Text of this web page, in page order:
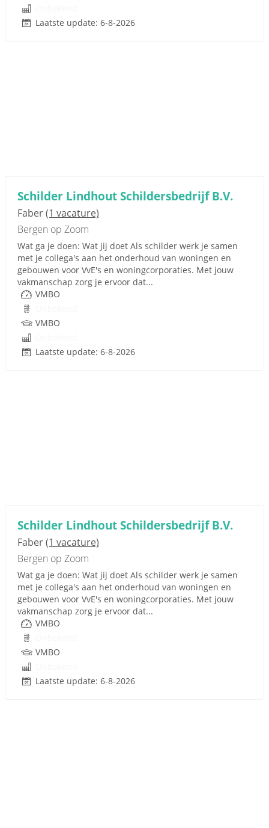
Laatste update: 6-8-2026
Schilder Lindhout Schildersbedrijf B.V.
Faber(1 vacature)
Bergen op Zoom
Wat ga je doen: Wat jij doet Als schilder werk je samen
met je collega's aan het onderhoud van woningen en
gebouwen voor VvE's en woningcorporaties. Met jouw
vakmanschap zorg je ervoor dat...
VMBO
VMBO
Laatste update: 6-8-2026
Schilder Lindhout Schildersbedrijf B.V.
Faber(1 vacature)
Bergen op Zoom
Wat ga je doen: Wat jij doet Als schilder werk je samen
met je collega's aan het onderhoud van woningen en
gebouwen voor VvE's en woningcorporaties. Met jouw
vakmanschap zorg je ervoor dat...
VMBO
VMBO
Laatste update: 6-8-2026